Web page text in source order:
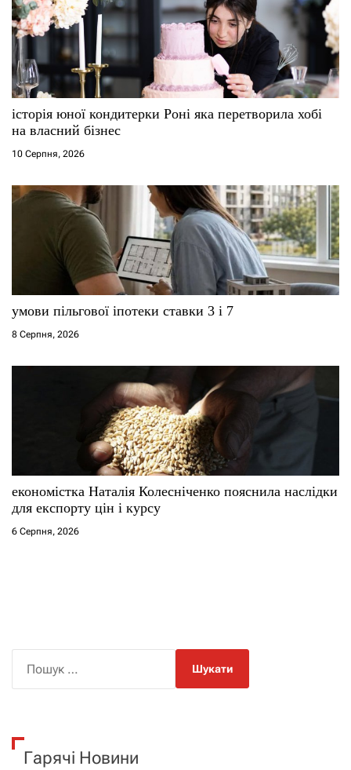
історія юної кондитерки Роні яка перетворила хобі
на власний бізнес
10 Серпня, 2026
умови пільгової іпотеки ставки 3 і 7
8 Серпня, 2026
економістка Наталія Колесніченко пояснила наслідки
для експорту цін і курсу
6 Серпня, 2026
к
Гарячі Новини